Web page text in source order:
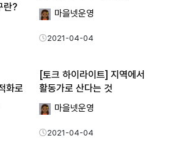
란?
마을넷운영
2021-04-04
[토크 하이라이트] 지역에서
활동가로 산다는 것
마을넷운영
2021-04-04
화로